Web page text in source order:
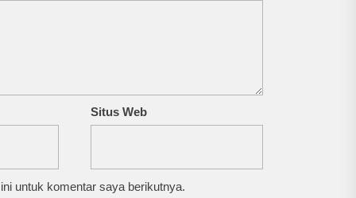
Situs Web
untuk komentar saya berikutnya.